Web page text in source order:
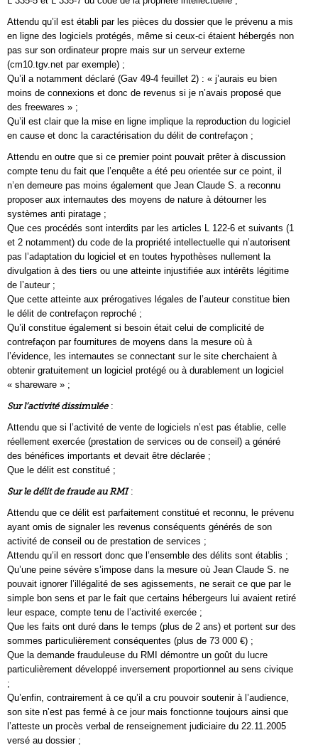
Attendu qu’il est établi par les pièces du dossier que le prévenu a mis
en ligne des logiciels protégés, même si ceux-ci étaient hébergés non
pas sur son ordinateur propre mais sur un serveur externe
(cm10.tgv.net par exemple) ;
Qu’il a notamment déclaré (Gav 49-4 feuillet 2) : « j’aurais eu bien
moins de connexions et donc de revenus si je n’avais proposé que
des freewares » ;
Qu’il est clair que la mise en ligne implique la reproduction du logiciel
en cause et donc la caractérisation du délit de contrefaçon ;
Attendu en outre que si ce premier point pouvait prêter à discussion
compte tenu du fait que l’enquête a été peu orientée sur ce point, il
n’en demeure pas moins également que Jean Claude S. a reconnu
proposer aux internautes des moyens de nature à détourner les
systèmes anti piratage ;
Que ces procédés sont interdits par les articles L 122-6 et suivants (1
et 2 notamment) du code de la propriété intellectuelle qui n’autorisent
pas l’adaptation du logiciel et en toutes hypothèses nullement la
divulgation à des tiers ou une atteinte injustifiée aux intérêts légitime
de l’auteur ;
Que cette atteinte aux prérogatives légales de l’auteur constitue bien
le délit de contrefaçon reproché ;
Qu’il constitue également si besoin était celui de complicité de
contrefaçon par fournitures de moyens dans la mesure où à
l’évidence, les internautes se connectant sur le site cherchaient à
obtenir gratuitement un logiciel protégé ou à durablement un logiciel
« shareware » ;
Sur l’activité dissimulée :
Attendu que si l’activité de vente de logiciels n’est pas établie, celle
réellement exercée (prestation de services ou de conseil) a généré
des bénéfices importants et devait être déclarée ;
Que le délit est constitué ;
Sur le délit de fraude au RMI :
Attendu que ce délit est parfaitement constitué et reconnu, le prévenu
ayant omis de signaler les revenus conséquents générés de son
activité de conseil ou de prestation de services ;
Attendu qu’il en ressort donc que l’ensemble des délits sont établis ;
Qu’une peine sévère s’impose dans la mesure où Jean Claude S. ne
pouvait ignorer l’illégalité de ses agissements, ne serait ce que par le
simple bon sens et par le fait que certains hébergeurs lui avaient retiré
leur espace, compte tenu de l’activité exercée ;
Que les faits ont duré dans le temps (plus de 2 ans) et portent sur des
sommes particulièrement conséquentes (plus de 73 000 €) ;
Que la demande frauduleuse du RMI démontre un goût du lucre
particulièrement développé inversement proportionnel au sens civique
;
Qu’enfin, contrairement à ce qu’il a cru pouvoir soutenir à l’audience,
son site n’est pas fermé à ce jour mais fonctionne toujours ainsi que
l’atteste un procès verbal de renseignement judiciaire du 22.11.2005
versé au dossier ;